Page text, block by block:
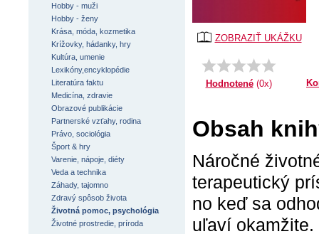
ZOBRAZIŤ UKÁŽKU
Hodnotené(0x)
Obsah
Náročné
terapeutický
no keď sa
uľaví okamžite.
Hobby - muži
Hobby - ženy
Krása, móda, kozmetika
Krížovky, hádanky, hry
Kultúra, umenie
Lexikóny,encyklopédie
Literatúra faktu
Medicína, zdravie
Obrazové publikácie
Partnerské vzťahy, rodina
Právo, sociológia
Šport & hry
Varenie, nápoje, diéty
Veda a technika
Záhady, tajomno
Zdravý spôsob života
Životná pomoc, psychológia
Životné prostredie, príroda